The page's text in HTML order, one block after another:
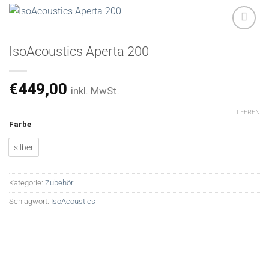
IsoAcoustics Aperta 200
€449,00 inkl. MwSt.
Farbe
silber
LEEREN
Kategorie: Zubehör
Schlagwort: IsoAcoustics